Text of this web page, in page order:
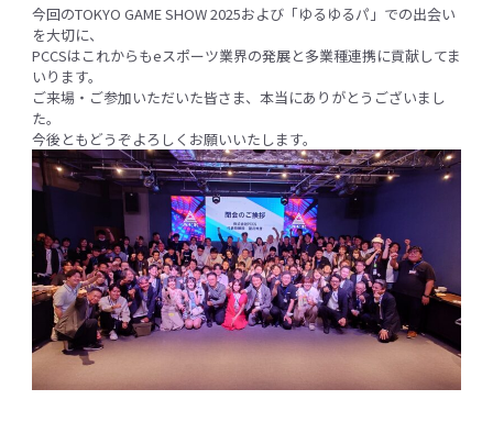
今回のTOKYO GAME SHOW 2025および「ゆるゆるパ」での出会い
を大切に、
PCCSはこれからもeスポーツ業界の発展と多業種連携に貢献してま
いります。
ご来場・ご参加いただいた皆さま、本当にありがとうございまし
た。
今後ともどうぞよろしくお願いいたします。